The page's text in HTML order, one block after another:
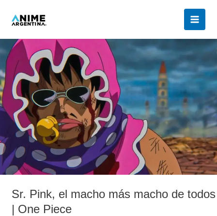
Sr. Pink, el macho más macho de todos
| One Piece
Sr.
Pink,
el
macho
más
macho
de
todos
One
Piece